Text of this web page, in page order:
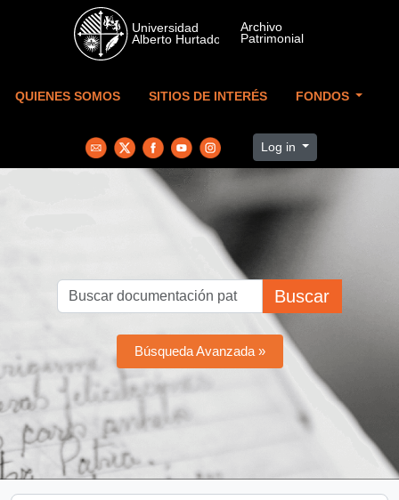
Skip to main content
QUIENES SOMOS SITIOS DE INTERÉS FONDOS
Log in
Buscar
Búsqueda Avanzada »